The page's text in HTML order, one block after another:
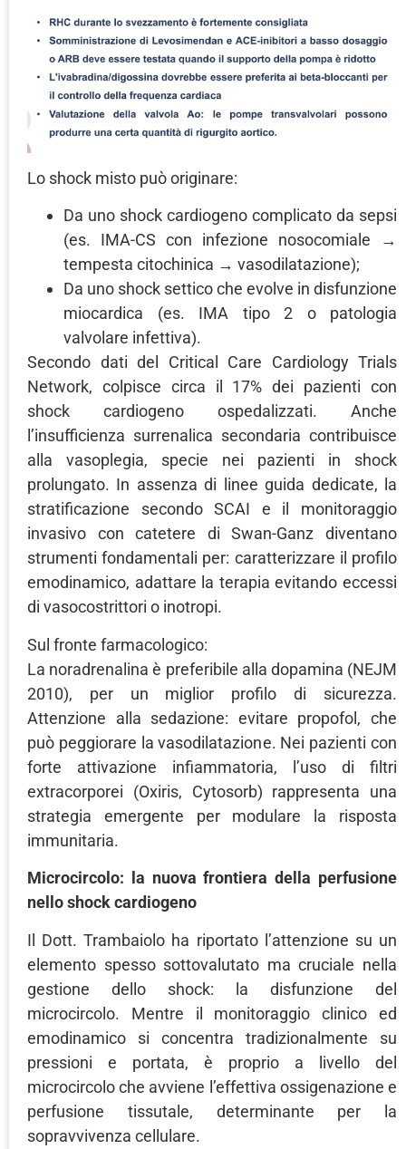
Lo shock misto può originare:
Da uno shock cardiogeno complicato da sepsi
(es. IMA-CS con infezione nosocomiale →
tempesta citochinica → vasodilatazione);
Da uno shock settico che evolve in disfunzione
miocardica (es. IMA tipo 2 o patologia
valvolare infettiva).
Secondo dati del Critical Care Cardiology Trials
Network, colpisce circa il 17% dei pazienti con
shock cardiogeno ospedalizzati. Anche
l’insufficienza surrenalica secondaria contribuisce
alla vasoplegia, specie nei pazienti in shock
prolungato. In assenza di linee guida dedicate, la
stratificazione secondo SCAI e il monitoraggio
invasivo con catetere di Swan-Ganz diventano
strumenti fondamentali per: caratterizzare il profilo
emodinamico, adattare la terapia evitando eccessi
di vasocostrittori o inotropi.
Sul fronte farmacologico:
La noradrenalina è preferibile alla dopamina (NEJM
2010), per un miglior profilo di sicurezza.
Attenzione alla sedazione: evitare propofol, che
può peggiorare la vasodilatazione. Nei pazienti con
forte attivazione infiammatoria, l’uso di filtri
extracorporei (Oxiris, Cytosorb) rappresenta una
strategia emergente per modulare la risposta
immunitaria.
Microcircolo: la nuova frontiera della perfusione
nello shock cardiogeno
Il Dott. Trambaiolo ha riportato l’attenzione su un
elemento spesso sottovalutato ma cruciale nella
gestione dello shock: la disfunzione del
microcircolo. Mentre il monitoraggio clinico ed
emodinamico si concentra tradizionalmente su
pressioni e portata, è proprio a livello del
microcircolo che avviene l’effettiva ossigenazione e
perfusione tissutale, determinante per la
sopravvivenza cellulare.